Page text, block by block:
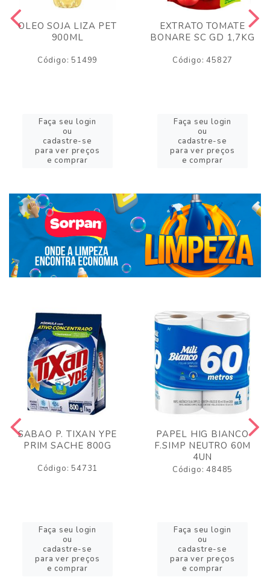
OLEO SOJA LIZA PET
900ML
Código: 51499
Faça seu login
ou
cadastre-se
para ver preços
e comprar
EXTRATO TOMATE
BONARE SC GD 1,7KG
Código: 45827
Faça seu login
ou
cadastre-se
para ver preços
e comprar
SABAO P. TIXAN YPE
PRIM SACHE 800G
Código: 54731
Faça seu login
ou
cadastre-se
para ver preços
e comprar
PAPEL HIG BIANCO
F.SIMP NEUTRO 60M
4UN
Código: 48485
Faça seu login
ou
cadastre-se
para ver preços
e comprar